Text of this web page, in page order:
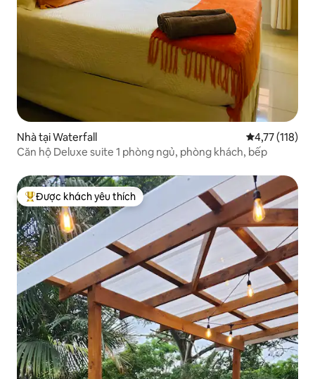
Nhà tại Waterfall Xếp hạng
4,77 (118)
Căn hộ Deluxe suite 1 phòng ngủ, phòng khách, bếp
Được khách yêu thích nhất
Được khách yêu thích